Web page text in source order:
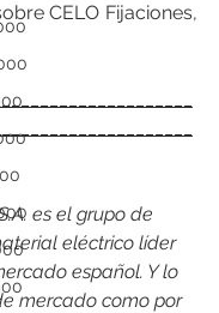
es el grupo de
eléctrico líder
español. Y lo
mercado como por